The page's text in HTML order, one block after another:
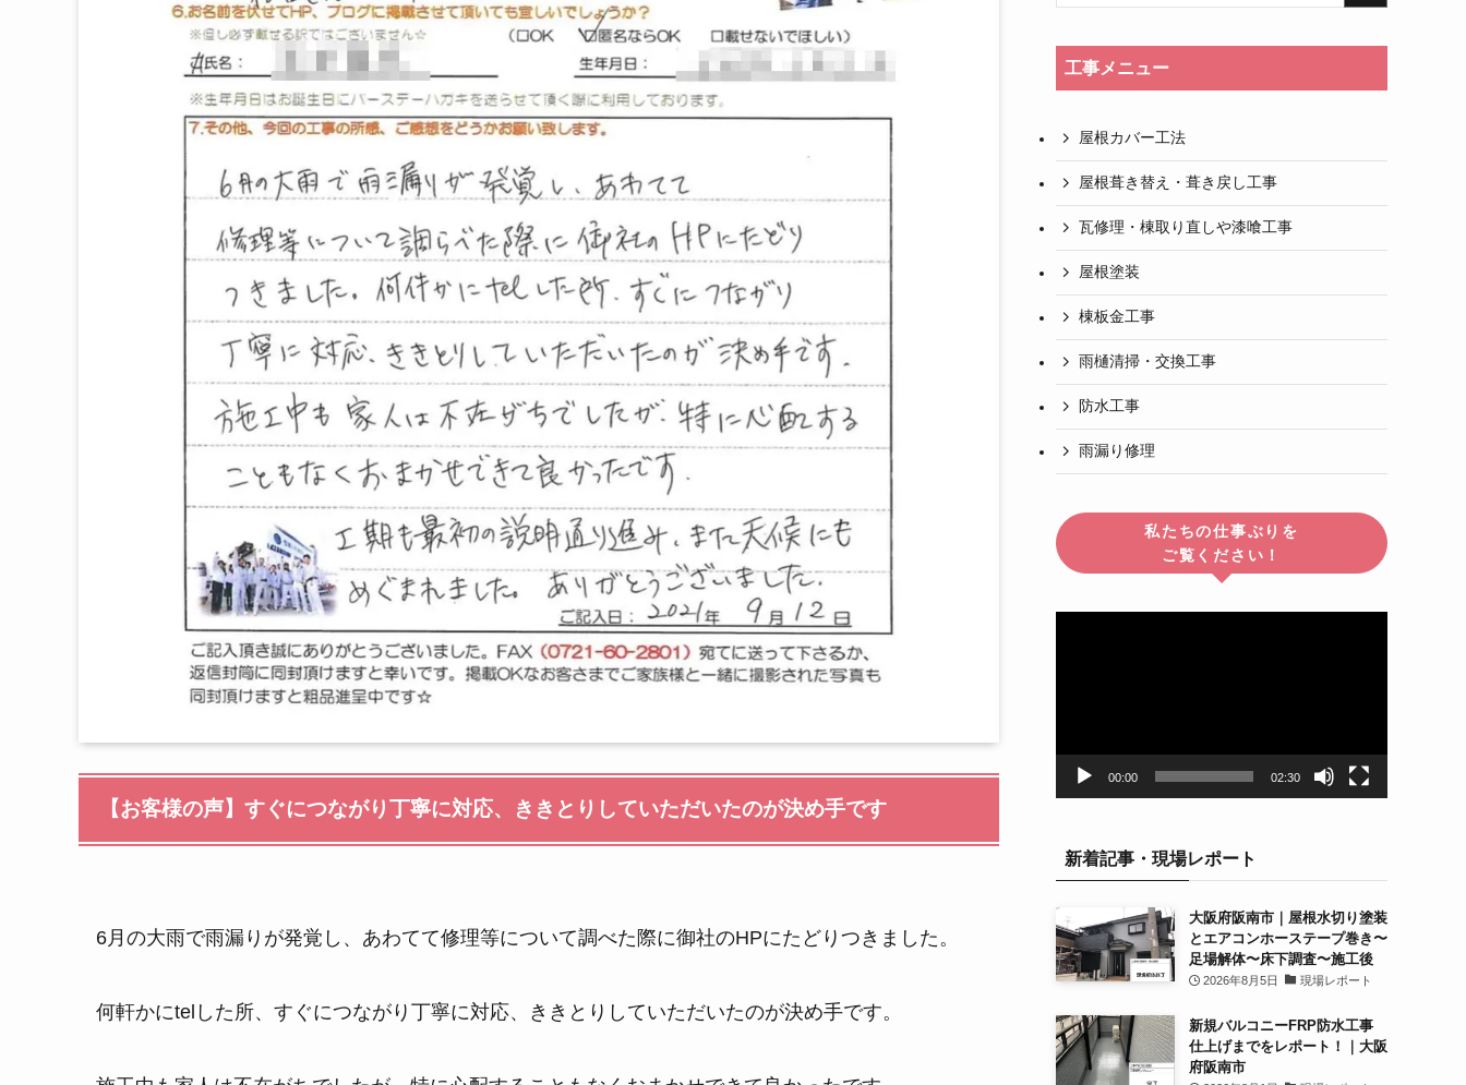
【お客様の声】すぐにつながり丁寧に対応、ききとりしていただいたのが決め手です
6月の大雨で雨漏りが発覚し、あわてて修理等について調べた際に御社のHPにたどりつきました。
何軒かにtelした所、すぐにつながり丁寧に対応、ききとりしていただいたのが決め手です。
工事メニュー
屋根カバー工法
屋根葺き替え・葺き戻し工事
瓦修理・棟取り直しや漆喰工事
屋根塗装
棟板金工事
雨樋清掃・交換工事
防水工事
雨漏り修理
私たちの仕事ぶりを
ご覧ください！
00:00 02:30
新着記事・現場レポート
大阪府阪南市｜屋根水切り塗装
とエアコンホーステープ巻き〜
足場解体〜床下調査〜施工後
2026年8月5日 現場レポート
新規バルコニーFRP防水工事
仕上げまでをレポート！｜大阪
府阪南市